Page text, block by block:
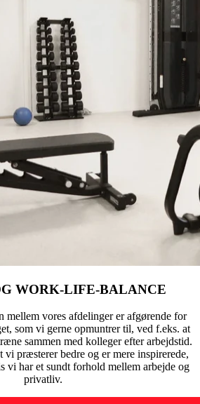
WORK-LIFE-BALANCE
mellem vores afdelinger er afgørende for
som vi gerne opmuntrer til, ved f.eks. at
sammen med kolleger efter arbejdstid.
vi præsterer bedre og er mere inspirerede,
vi har et sundt forhold mellem arbejde og
privatliv.